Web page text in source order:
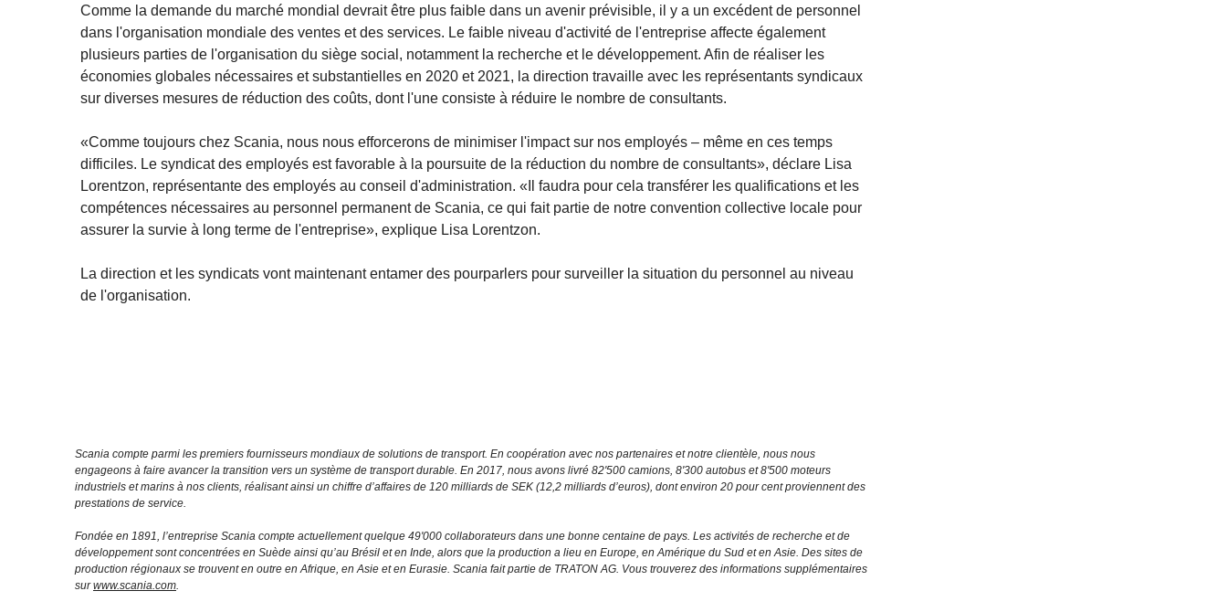
Comme la demande du marché mondial devrait être plus faible dans un avenir prévisible, il y a un excédent de personnel
dans l'organisation mondiale des ventes et des services. Le faible niveau d'activité de l'entreprise affecte également
plusieurs parties de l'organisation du siège social, notamment la recherche et le développement. Afin de réaliser les
économies globales nécessaires et substantielles en 2020 et 2021, la direction travaille avec les représentants syndicaux
sur diverses mesures de réduction des coûts, dont l'une consiste à réduire le nombre de consultants.
«Comme toujours chez Scania, nous nous efforcerons de minimiser l'impact sur nos employés – même en ces temps
difficiles. Le syndicat des employés est favorable à la poursuite de la réduction du nombre de consultants», déclare Lisa
Lorentzon, représentante des employés au conseil d'administration. «Il faudra pour cela transférer les qualifications et les
compétences nécessaires au personnel permanent de Scania, ce qui fait partie de notre convention collective locale pour
assurer la survie à long terme de l'entreprise», explique Lisa Lorentzon.
La direction et les syndicats vont maintenant entamer des pourparlers pour surveiller la situation du personnel au niveau
de l'organisation.
Scania compte parmi les premiers fournisseurs mondiaux de solutions de transport. En coopération avec nos partenaires et notre clientèle, nous nous
engageons à faire avancer la transition vers un système de transport durable. En 2017, nous avons livré 82'500 camions, 8'300 autobus et 8'500 moteurs
industriels et marins à nos clients, réalisant ainsi un chiffre d’affaires de 120 milliards de SEK (12,2 milliards d’euros), dont environ 20 pour cent proviennent des
prestations de service.
Fondée en 1891, l’entreprise Scania compte actuellement quelque 49'000 collaborateurs dans une bonne centaine de pays. Les activités de recherche et de
développement sont concentrées en Suède ainsi qu’au Brésil et en Inde, alors que la production a lieu en Europe, en Amérique du Sud et en Asie. Des sites de
production régionaux se trouvent en outre en Afrique, en Asie et en Eurasie. Scania fait partie de TRATON AG. Vous trouverez des informations supplémentaires
surwww.scania.com